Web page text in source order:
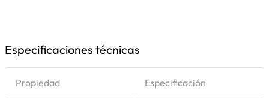
Especificaciones técnicas
Propiedad Especificación